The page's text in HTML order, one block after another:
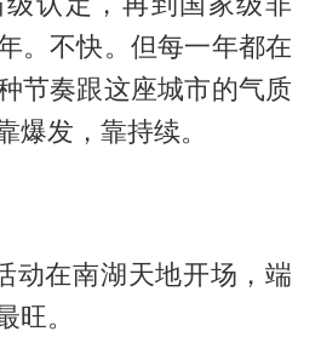
。不快。但每一年都在
节奏跟这座城市的气质
发，靠持续。
动在南湖天地开场，端
旺。